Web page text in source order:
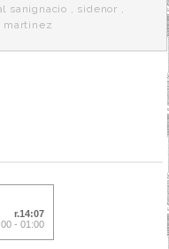
sanignacio , sidenor ,
martinez
14:07
- 01:00